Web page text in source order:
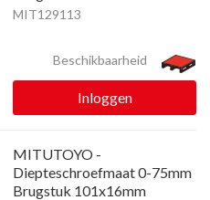
MIT129113
Beschikbaarheid
Inloggen
MITUTOYO -
Diepteschroefmaat 0-75mm
Brugstuk 101x16mm